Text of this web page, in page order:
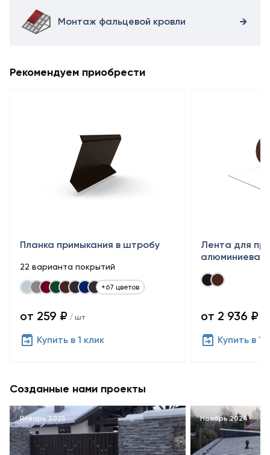
Монтаж фальцевой кровли
Рекомендуем приобрести
Планка примыкания в штробу
22 варианта покрытий
+67 цветов
от 259 ₽ / шт
Купить в 1 клик
Лента для
алюминиевая
от 2 936 ₽
Купить в 1
Созданные нами проекты
Январь 2025 Ноябрь 2024